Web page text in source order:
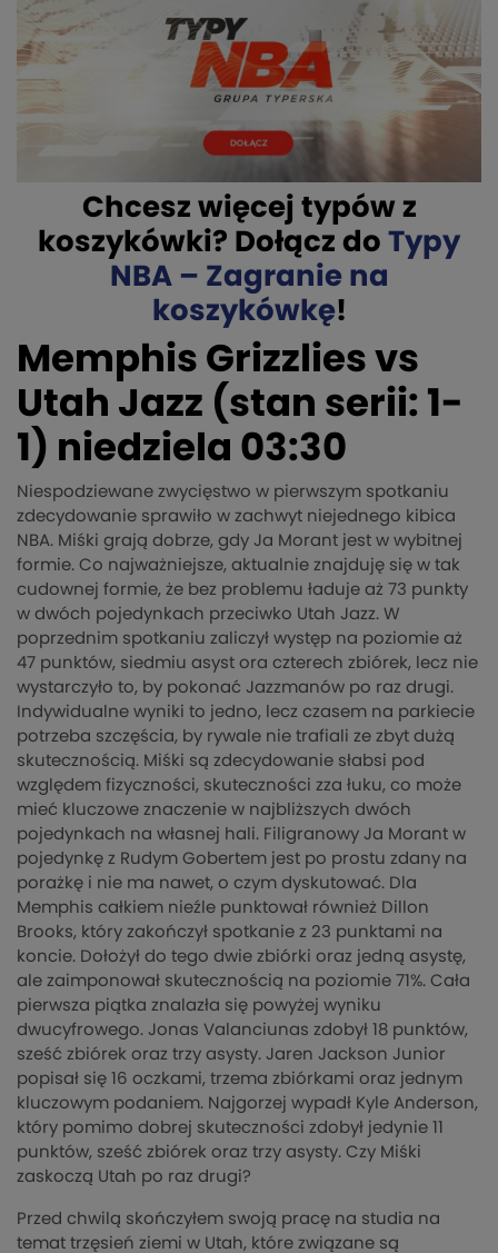
Chcesz więcej typów z
koszykówki? Dołącz do Typy
NBA – Zagranie na
koszykówkę!
Memphis Grizzlies vs
Utah Jazz (stan serii: 1-
1) niedziela 03:30
Niespodziewane zwycięstwo w pierwszym spotkaniu
zdecydowanie sprawiło w zachwyt niejednego kibica
NBA. Miśki grają dobrze, gdy Ja Morant jest w wybitnej
formie. Co najważniejsze, aktualnie znajduję się w tak
cudownej formie, że bez problemu ładuje aż 73 punkty
w dwóch pojedynkach przeciwko Utah Jazz. W
poprzednim spotkaniu zaliczył występ na poziomie aż
47 punktów, siedmiu asyst ora czterech zbiórek, lecz nie
wystarczyło to, by pokonać Jazzmanów po raz drugi.
Indywidualne wyniki to jedno, lecz czasem na parkiecie
potrzeba szczęścia, by rywale nie trafiali ze zbyt dużą
skutecznością. Miśki są zdecydowanie słabsi pod
względem fizyczności, skuteczności zza łuku, co może
mieć kluczowe znaczenie w najbliższych dwóch
pojedynkach na własnej hali. Filigranowy Ja Morant w
pojedynkę z Rudym Gobertem jest po prostu zdany na
porażkę i nie ma nawet, o czym dyskutować. Dla
Memphis całkiem nieźle punktował również Dillon
Brooks, który zakończył spotkanie z 23 punktami na
koncie. Dołożył do tego dwie zbiórki oraz jedną asystę,
ale zaimponował skutecznością na poziomie 71%. Cała
pierwsza piątka znalazła się powyżej wyniku
dwucyfrowego. Jonas Valanciunas zdobył 18 punktów,
sześć zbiórek oraz trzy asysty. Jaren Jackson Junior
popisał się 16 oczkami, trzema zbiórkami oraz jednym
kluczowym podaniem. Najgorzej wypadł Kyle Anderson,
który pomimo dobrej skuteczności zdobył jedynie 11
punktów, sześć zbiórek oraz trzy asysty. Czy Miśki
zaskoczą Utah po raz drugi?
Przed chwilą skończyłem swoją pracę na studia na
temat trzęsień ziemi w Utah, które związane są